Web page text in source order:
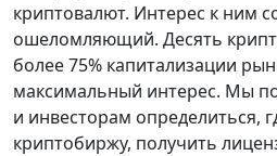
криптовалют. Интерес к ним
ошеломляющий. Десять
более 75% капитализации
максимальный интерес. Мы
и инвесторам определиться,
криптобиржу, получить